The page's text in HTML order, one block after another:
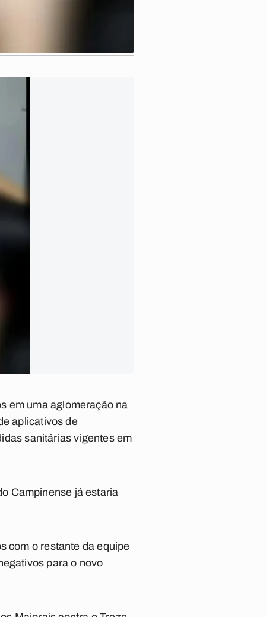
em uma aglomeração na
aplicativos de
sanitárias vigentes em
Campinense já estaria
com o restante da equipe
para o novo